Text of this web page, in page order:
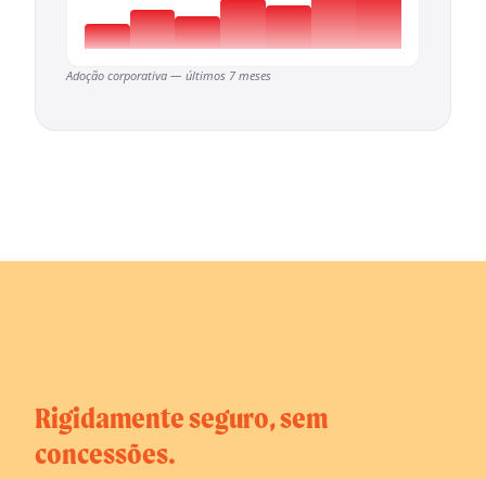
Adoção corporativa — últimos 7 meses
Rigidamente seguro, sem
concessões.